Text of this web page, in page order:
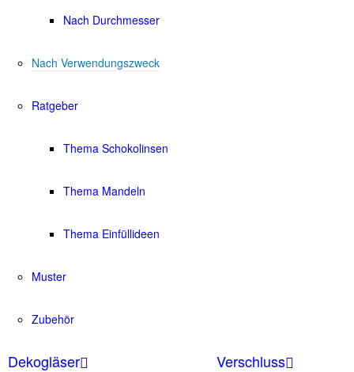
Nach Durchmesser
Nach Verwendungszweck
Ratgeber
Thema Schokolinsen
Thema Mandeln
Thema Einfüllideen
Muster
Zubehör
Dekogläser Verschluss